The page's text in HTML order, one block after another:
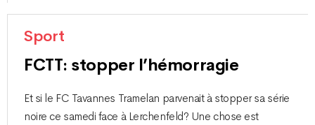
Sport
FCTT: stopper l’hémorragie
Et si le FC Tavannes Tramelan parvenait à stopper sa série
noire ce samedi face à Lerchenfeld? Une chose est